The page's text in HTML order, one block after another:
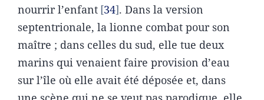
nourrir l’enfant 34 . Dans la version
septentrionale, la lionne combat pour son
maître ; dans celles du sud, elle tue deux
marins qui venaient faire provision d’eau
sur l’île où elle avait été déposée et, dans